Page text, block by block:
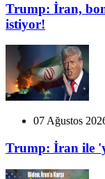
Trump: İran,
istiyor!
07 Ağustos
Trump: İran ile